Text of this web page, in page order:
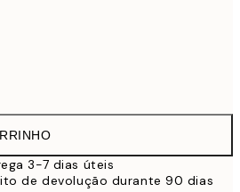
3-7 dias úteis
de devolução durante 90 dias